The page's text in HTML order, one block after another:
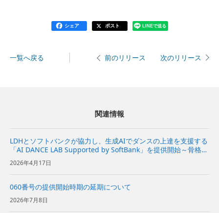
シェア ポスト LINEで送る
一覧へ戻る 前のリリース 次のリリース
関連情報
LDHとソフトバンクが協力し、生成AIでダンスの上達を支援する
「AI DANCE LAB Supported by SoftBank」を提供開始～骨格推
定×生成AIで、“差分を可視化”して上達へのアドバイスを提供す
るアプリ～ | 企業・IR...
2026年4月17日
060番号の提供開始時期の延期について
2026年7月8日